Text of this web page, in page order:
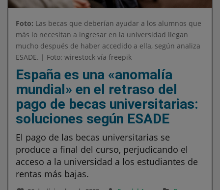
Foto: Las becas que deberían ayudar a los alumnos que
más lo necesitan a ingresar en la universidad llegan
mucho después de haber accedido a ella, según analiza
ESADE. | Foto: wirestock vía freepik
España es una «anomalía
mundial» en el retraso del
pago de becas universitarias:
soluciones según ESADE
El pago de las becas universitarias se
produce a final del curso, perjudicando el
acceso a la universidad a los estudiantes de
rentas más bajas.